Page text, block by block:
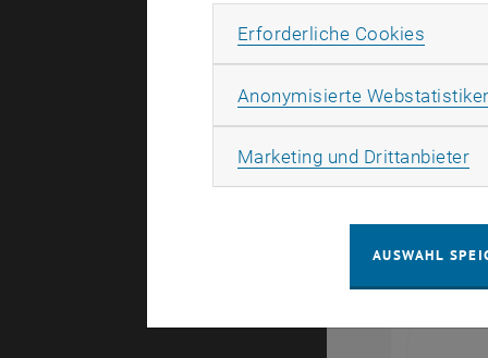
Erforderliche Cookies
Anonymisierte
Marketing und Drittanbieter
AUSWAHL